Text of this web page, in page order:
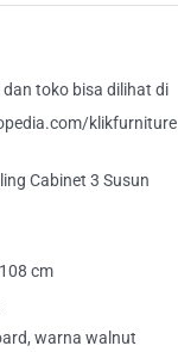
toko bisa dilihat di
klikfurniture
Cabinet 3 Susun
cm
warna walnut